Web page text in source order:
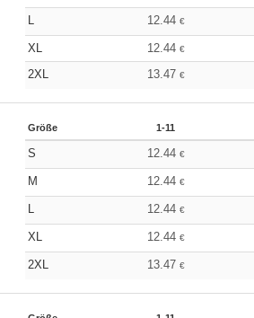
L 12.44 €
XL 12.44 €
2XL
13.47 €
Größe 1-11
S 12.44 €
M 12.44 €
L 12.44 €
XL 12.44 €
2XL 13.47 €